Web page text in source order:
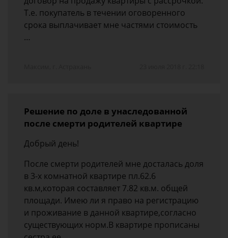
Т.е. покупатель в течении оговоренного
срока выплачивает мне частями стоимость
…
Решение по доле в унаследованной
после смерти родителей квартире
Добрый день!
После смерти родителей мне досталась доля
в 3-х комнатной квартире пл.62.6
кв.м,которая составляет 7.82 кв.м. общей
площади. Имею ли я право на регистрацию
и проживание в данной квартире,согласно
существующих норм.В квартире прописаны